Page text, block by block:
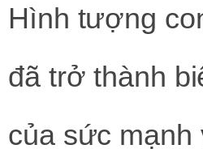
Hình tượng
đã trở thành
của sức mạnh